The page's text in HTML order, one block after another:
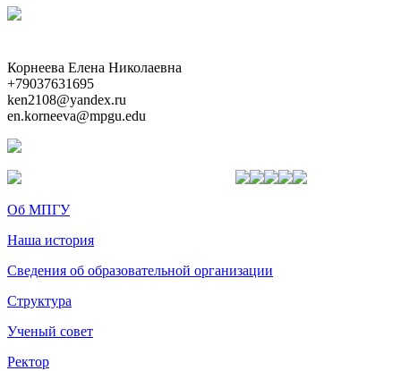
Корнеева Елена Николаевна
+79037631695
ken2108@yandex.ru
en.korneeva@mpgu.edu
Об МПГУ
Наша история
Сведения об образовательной организации
Структура
Ученый совет
Ректор